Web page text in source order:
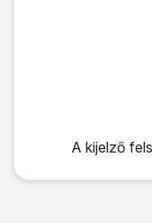
Lépés 1/5A kijelző
A kijelző felső